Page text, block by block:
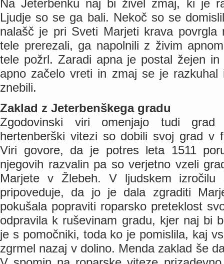
Na Jeterbenku naj bi živel zmaj, ki je
Ljudje so se ga bali. Nekoč so se
nalašč je pri Sveti Marjeti krava povrgla
tele prerezali, ga napolnili z živim
tele požrl. Zaradi apna je postal žejen
apno začelo vreti in zmaj se je
znebili.
Zaklad z Jeterbenškega gradu
Zgodovinski viri omenjajo tudi grad
hertenberški vitezi so dobili svoj grad v
Viri govore, da je potres leta 1511
njegovih razvalin pa so verjetno vzeli
Marjete v Žlebeh. V ljudskem
pripoveduje, da jo je dala zgraditi
pokušala popraviti roparsko preteklost
odpravila k ruševinam gradu, kjer naj bi
je s pomočniki, toda ko je pomislila, kaj
zgrmel nazaj v dolino. Menda zaklad še